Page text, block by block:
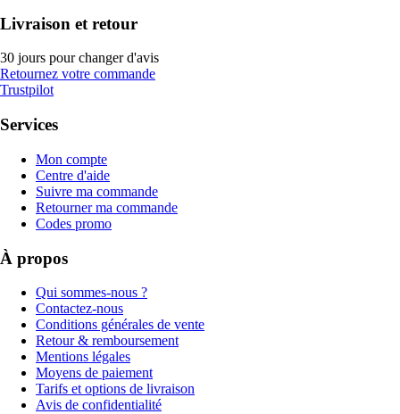
Livraison et retour
30 jours pour changer d'avis
Retournez votre commande
Trustpilot
Services
Mon compte
Centre d'aide
Suivre ma commande
Retourner ma commande
Codes promo
À propos
Qui sommes-nous ?
Contactez-nous
Conditions générales de vente
Retour & remboursement
Mentions légales
Moyens de paiement
Tarifs et options de livraison
Avis de confidentialité